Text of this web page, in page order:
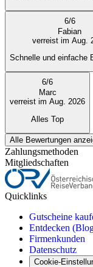
6/6
Fabian
verreist im Aug.
Schnelle und einfache
6/6
Marc
verreist im Aug. 2026
Alles Top
Alle Bewertungen
Zahlungsmethoden
Mitgliedschaften
Quicklinks
Gutscheine
Entdecken
Firmenkunden
Datenschutz
Cookie-